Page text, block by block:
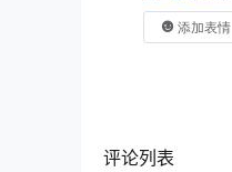
添加表情
评论列表